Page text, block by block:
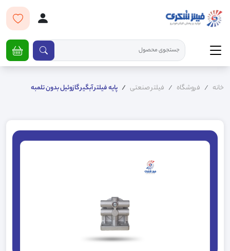
خانه فروشگاه فیلتر صنعتی پایه فیلتر آبگیر گازوئیل بدون تلمبه